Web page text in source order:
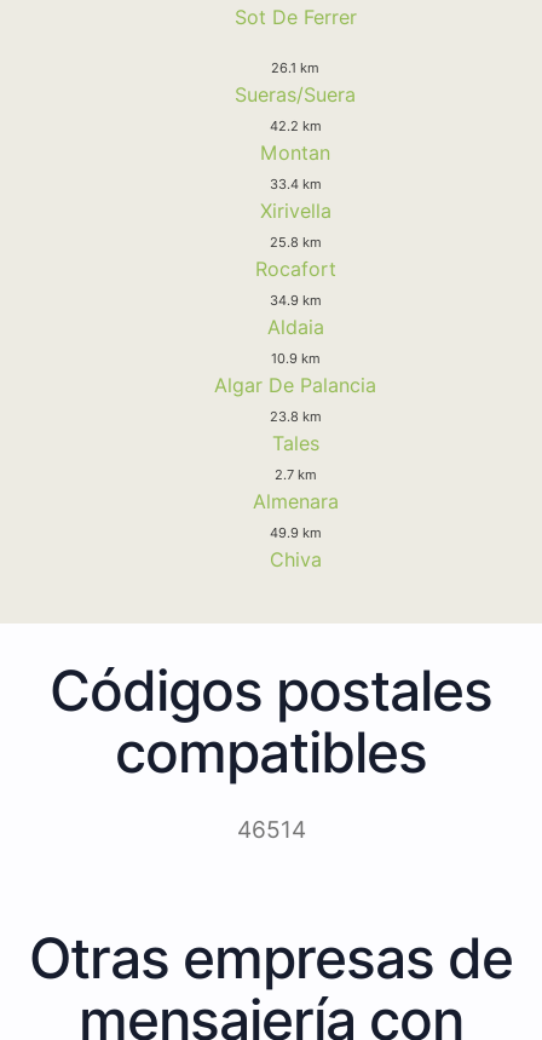
Sot De Ferrer
26.1 km
Sueras/Suera
42.2 km
Montan
33.4 km
Xirivella
25.8 km
Rocafort
34.9 km
Aldaia
10.9 km
Algar De Palancia
23.8 km
Tales
2.7 km
Almenara
49.9 km
Chiva
Códigos postales
compatibles
46514
Otras empresas de
mensajería con